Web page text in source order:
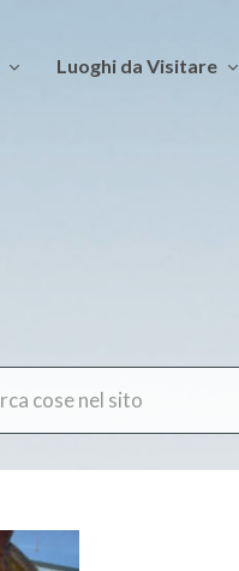
Luoghi da Visitare